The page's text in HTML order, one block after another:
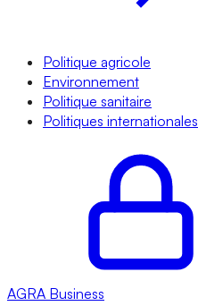
Politique agricole
Environnement
Politique sanitaire
Politiques internationales
AGRA Business